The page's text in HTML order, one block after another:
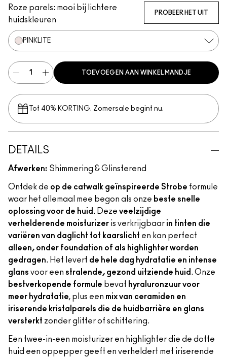
Roze parels: mooi bij lichtere
huidskleuren
PROBEER HET UIT
PINKLITE
TOEVOEGEN AAN WINKELMANDJE
Tot 40% KORTING. Zomersale begint nu.
DETAILS
Afwerken: Shimmering & Glinsterend
Ontdek de op de catwalk geïnspireerde Strobe formule
waar het allemaal mee begon als onze beste snelle
oplossing voor de huid . Deze veelzijdige
verhelderende moisturizer is verkrijgbaar in tinten die
variëren van daglicht tot kaarslicht en kan perfect
alleen, onder foundation of als highlighter worden
gedragen. Het levert de hele dag hydratatie en intense
glans voor een stralende, gezond uitziende huid . Onze
bestverkopende formule bevat hyraluronzuur voor
meer hydratatie, plus een mix van ceramiden en
iriserende kristalparels die de huidbarrière en glans
versterkt zonder glitter of schittering.
Een twee-in-een moisturizer en highlighter die de doffe
huid een oppepper geeft en verheldert met iriserende